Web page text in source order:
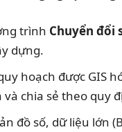
trình Chuyển đổi
dựng.
hoạch được GIS
và chia sẻ theo quy
đồ số, dữ liệu lớn